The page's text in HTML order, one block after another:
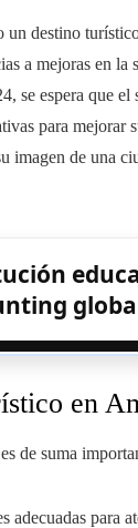
destino
a mejoras en
se espera que
para mejorar
imagen de una
en
de suma
adecuadas para